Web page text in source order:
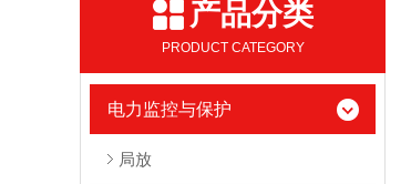
产品分类
PRODUCT CATEGORY
电力监控与保护
局放